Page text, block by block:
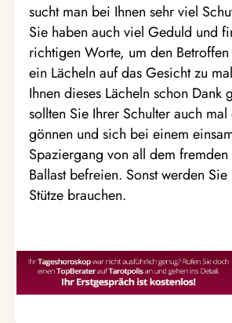
sucht man bei Ihnen sehr viel
Sie haben auch viel Geduld und
richtigen Worte, um den
ein Lächeln auf das Gesicht zu
Ihnen dieses Lächeln schon Dank
sollten Sie Ihrer Schulter auch mal
gönnen und sich bei einem
Spaziergang von all dem
Ballast befreien. Sonst werden
Stütze brauchen.